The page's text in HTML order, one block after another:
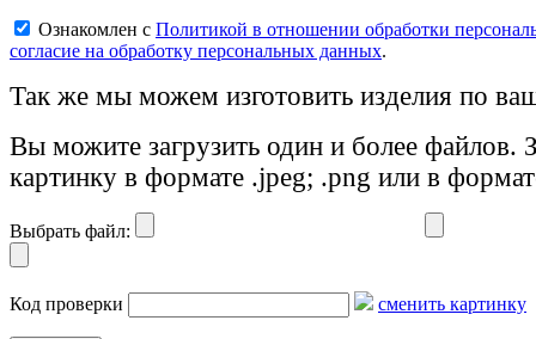
Ознакомлен с Политикой в отношении обработки
согласие на обработку персональных данных.
Так же мы можем изготовить изделия по
Вы можите загрузить один и более файлов.
картинку в формате .jpeg; .png или в
Выбрать файл:
Код проверки сменить картинку